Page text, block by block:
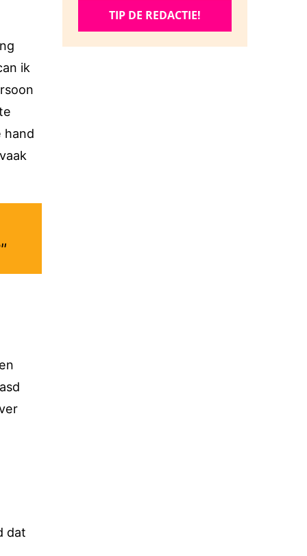
ik
hand
dat
verwijderen
TIP DE REDACTIE!